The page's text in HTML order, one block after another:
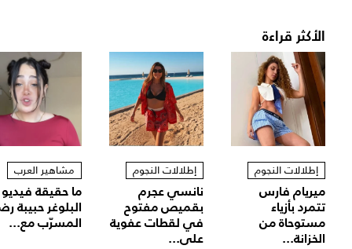
الأكثر قراءة
إطلالات النجوم
ميريام فارس
تتمرد بأزياء
مستوحاة من
الخزانة...
إطلالات النجوم
نانسي عجرم
بقميص مفتوح
في لقطات عفوية
على...
مشاهير العرب
ما حقيقة فيديو
البلوغر حبيبة
المسرّب مع...